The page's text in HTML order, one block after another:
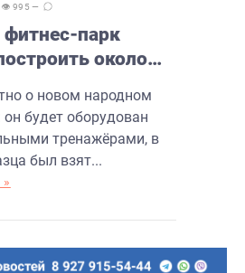
995 —
парк
около
о новом народном
будет оборудован
тренажёрами, в
был взят...